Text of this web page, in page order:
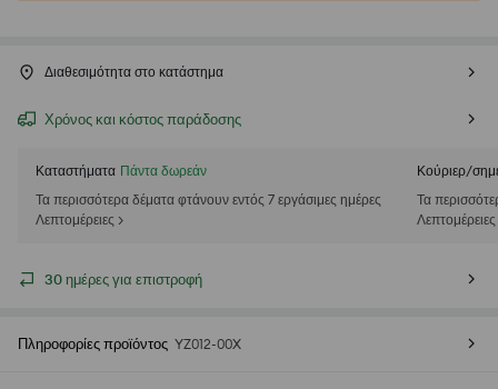
Διαθεσιμότητα στο κατάστημα
Χρόνος και κόστος παράδοσης
Καταστήματα Πάντα δωρεάν
Τα περισσότερα δέματα φτάνουν εντός 7 εργάσιμες ημέρες
Λεπτομέρειες >
Κούριερ/
Τα
Λεπτομέρειες
30 ημέρες για επιστροφή
Πληροφορίες προϊόντος YZ012-00X